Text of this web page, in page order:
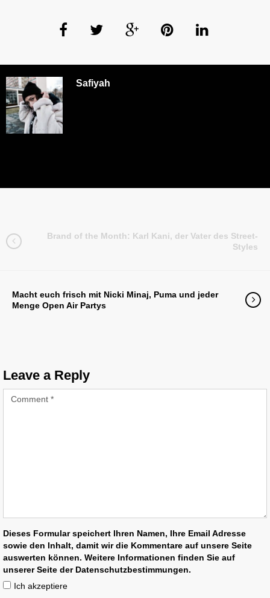
Safiyah
Brand of the Month: Karl Kani, der Vater des Street-
Styles
Macht euch frisch mit Nicki Minaj, Puma und jeder
Menge Open Air Partys
Leave a Reply
Dieses Formular speichert Ihren Namen, Ihre Email Adresse
sowie den Inhalt, damit wir die Kommentare auf unsere Seite
auswerten können. Weitere Informationen finden Sie auf
unserer Seite der Datenschutzbestimmungen.
Ich akzeptiere